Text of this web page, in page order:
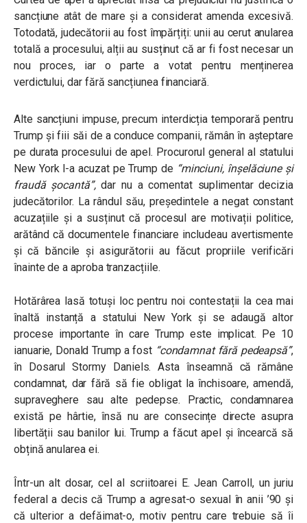
sancțiune atât de mare și a considerat amenda excesivă.
Totodată, judecătorii au fost împărțiți: unii au cerut anularea
totală a procesului, alții au susținut că ar fi fost necesar un
nou proces, iar o parte a votat pentru menținerea
verdictului, dar fără sancțiunea financiară.
Alte sancțiuni impuse, precum interdicția temporară pentru
Trump și fiii săi de a conduce companii, rămân în așteptare
pe durata procesului de apel. Procurorul general al statului
New York l-a acuzat pe Trump de “minciuni, înșelăciune și
fraudă șocantă”,dar nu a comentat suplimentar decizia
judecătorilor. La rândul său, președintele a negat constant
acuzațiile și a susținut că procesul are motivații politice,
arătând că documentele financiare includeau avertismente
și că băncile și asigurătorii au făcut propriile verificări
înainte de a aproba tranzacțiile.
Hotărârea lasă totuși loc pentru noi contestații la cea mai
înaltă instanță a statului New York și se adaugă altor
procese importante în care Trump este implicat. Pe 10
ianuarie, Donald Trump a fost “condamnat fără pedeapsă”,
în Dosarul Stormy Daniels. Asta înseamnă că rămâne
condamnat, dar fără să fie obligat la închisoare, amendă,
supraveghere sau alte pedepse. Practic, condamnarea
există pe hârtie, însă nu are consecințe directe asupra
libertății sau banilor lui. Trump a făcut apel și încearcă să
obțină anularea ei.
Într-un alt dosar, cel al scriitoarei E. Jean Carroll, un juriu
federal a decis că Trump a agresat-o sexual în anii ’90 și
că ulterior a defăimat-o, motiv pentru care trebuie să îi